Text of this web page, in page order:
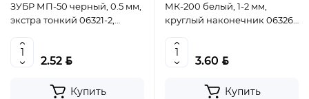
ЗУБР МП-50 черный, 0.5 мм,
экстра тонкий 06321-2,
2.52 BYN
Купить
МК-200 белый, 1-2 мм,
круглый наконечник 06326-
3.60 BYN
Купить